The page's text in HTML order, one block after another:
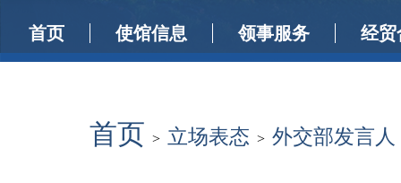
首页 使馆信息 领事服务 经贸
首页 > 立场表态 > 外交部发言人